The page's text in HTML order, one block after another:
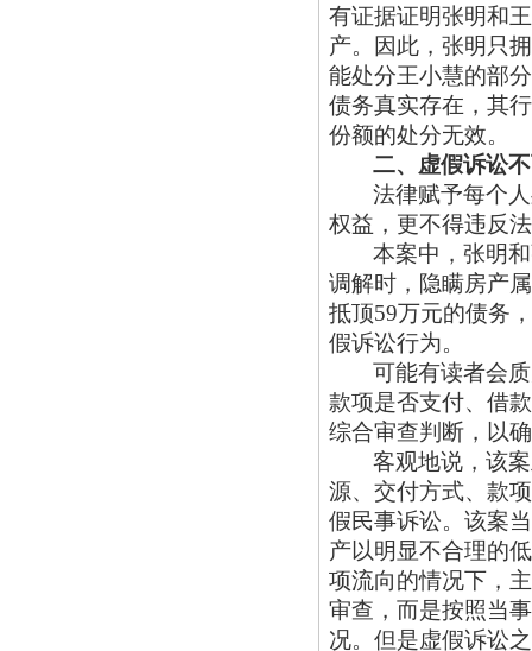
有证据证明张明和
产。因此，张明只
能处分王小慧的部
债务真实存在，其
份额的处分无效。
二、虚假诉讼
法律赋予每个
权益，更不得违反
本案中，张明
调解时，隐瞒房产
抵顶59万元的债务
假诉讼行为。
可能有读者会
款项是否支付、借
综合审查判断，以
客观地说，该
源、交付方式、款
假民事诉讼。该案
产以明显不合理的
项流向的情况下，
审查，而是按照当
况。但是虚假诉讼